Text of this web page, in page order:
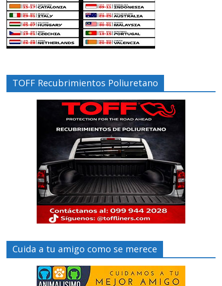
TOFF Recubrimientos Poliuretano
Cuida a tu amigo como se merece